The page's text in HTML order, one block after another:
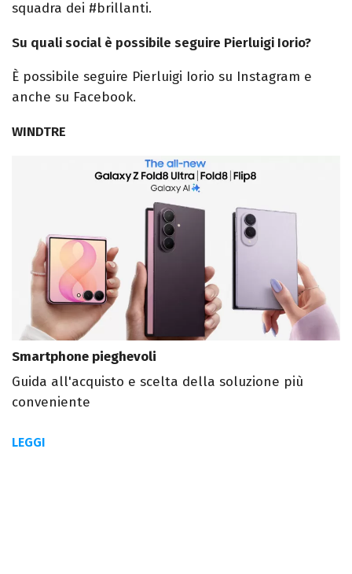
squadra dei #brillanti.
Su quali social è possibile seguire Pierluigi Iorio?
È possibile seguire Pierluigi Iorio su Instagram e
anche su Facebook.
WINDTRE
Smartphone pieghevoli
Guida all'acquisto e scelta della soluzione più
conveniente
LEGGI